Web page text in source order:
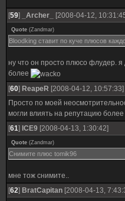
[59] _Archer_ [2008-04-12,
Quote (Zandmar)
Bloodking ставит по куче плюсов
ну что он просто плюсо флудер.
более
[60] ReapeR [2008-04-12, 10:57:33]
Просто по моей
могли влиять на репутацию
[61] ICE9 [2008-04-13, 1:30:42]
Quote (Zandmar)
Снимите плюс tomik96
мне тож снимите..
[62] BratCapitan [2008-04-13,